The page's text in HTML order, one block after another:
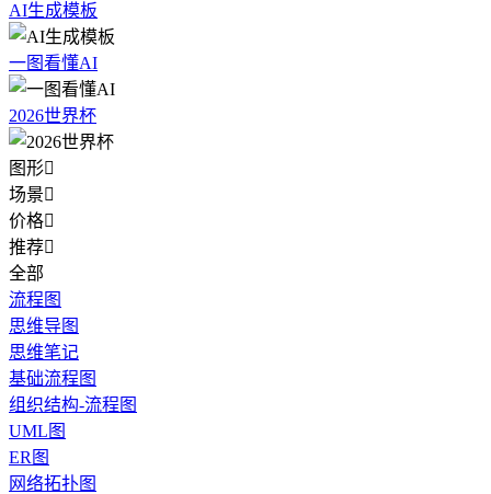
AI生成模板
一图看懂AI
2026世界杯
图形
场景
价格
推荐
全部
流程图
思维导图
思维笔记
基础流程图
组织结构-流程图
UML图
ER图
网络拓扑图